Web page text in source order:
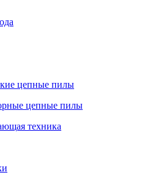
цепные пилы
цепные пилы
техника